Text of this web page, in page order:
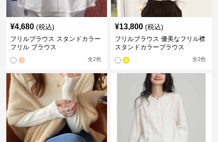
¥4,680 (税込)
フリルブラウス スタンドカラー
フリル ブラウス
全2色
¥13,800 (税込)
フリルブラウス 優美なフリル襟
スタンドカラーブラウス
全2色